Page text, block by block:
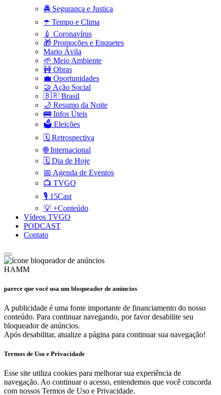
🚔 Segurança e Justiça
☂️ Tempo e Clima
💉 Coronavírus
🎁 Promoções e Enquetes
Mario Ávila
🌱 Meio Ambiente
🚧 Obras
💼 Oportunidades
🤝 Ação Social
🇧🇷 Brasil
🌙 Resumo da Noite
🚌 Infos Úteis
🗳️ Eleições
🗓️ Retrospectiva
🌐 Internacional
🗓️ Dia de Hoje
📅 Agenda de Eventos
📺 TVGO
🎙️ 15Cast
💡 +Conteúdo
Vídeos TVGO
PODCAST
Contato
HAMM
parece que você usa um bloqueador de anúncios
A publicidade é uma fonte importante de financiamento do nosso
conteúdo. Para continuar navegando, por favor desabilite seu
bloqueador de anúncios.
Após desabilitar, atualize a página para continuar sua navegação!
Termos de Uso e Privacidade
Esse site utiliza cookies para melhorar sua experiência de
navegação. Ao continuar o acesso, entendemos que você concorda
com nossos Termos de Uso e Privacidade.